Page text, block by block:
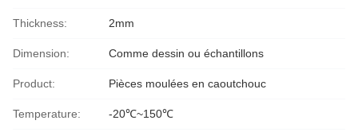
Thickness: 2mm
Dimension: Comme dessin ou échantillons
Product: Pièces moulées en caoutchouc
Temperature: -20℃~150℃